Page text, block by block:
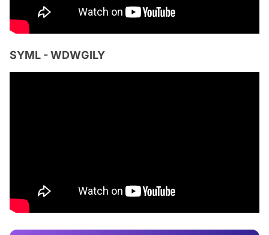
SYML - WDWGILY